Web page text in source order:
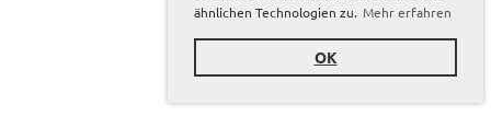
ähnlichen Technologien zu. Mehr erfahren
OK